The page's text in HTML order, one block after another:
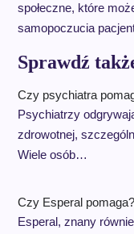
społeczne, które
samopoczucia
Sprawdź
Czy psychiatra
Psychiatrzy
zdrowotnej,
Wiele osób…
Czy Esperal pomaga?
Esperal, znany